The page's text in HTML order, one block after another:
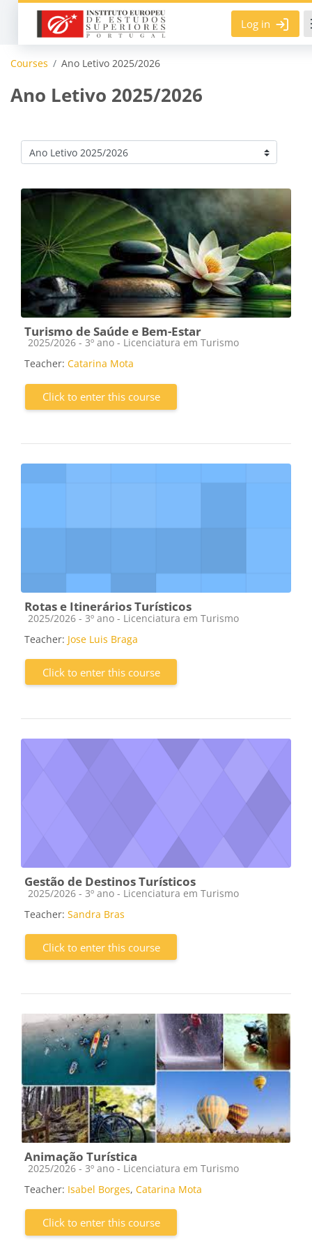
Skip to main content
Log in
Courses Ano Letivo 2025/2026
Ano Letivo 2025/2026
Course categories
Turismo de Saúde e Bem-Estar
Course category
2025/2026 - 3º ano - Licenciatura em Turismo
Teacher: Catarina Mota
Click to enter this course
Rotas e Itinerários Turísticos
Course category
2025/2026 - 3º ano - Licenciatura em Turismo
Teacher: Jose Luis Braga
Click to enter this course
Gestão de Destinos Turísticos
Course category
2025/2026 - 3º ano - Licenciatura em Turismo
Teacher: Sandra Bras
Click to enter this course
Animação Turística
Course category
2025/2026 - 3º ano - Licenciatura em Turismo
Teacher: Isabel Borges, Catarina Mota
Click to enter this course